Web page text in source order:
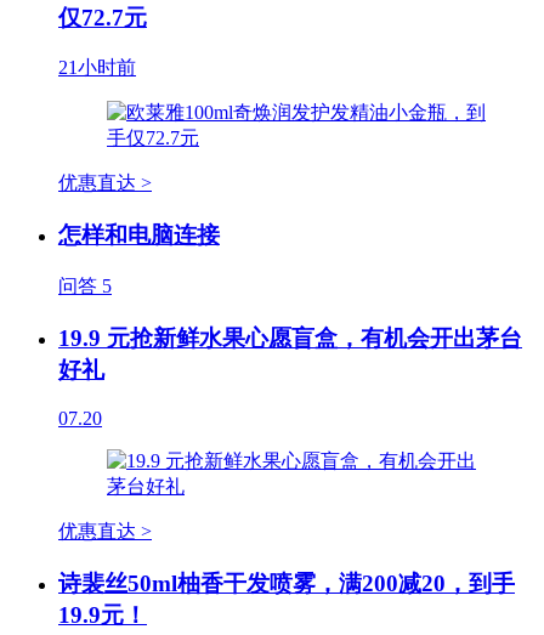
仅72.7元
21小时前
优惠直达 >
怎样和电脑连接
问答 5
19.9 元抢新鲜水果心愿盲盒，有机会开出茅台
好礼
07.20
优惠直达 >
诗裴丝50ml柚香干发喷雾，满200减20，到手
19.9元！